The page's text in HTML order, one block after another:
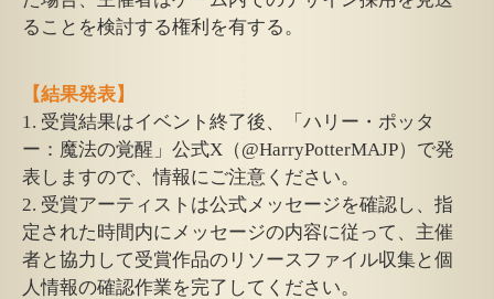
ることを検討する権利を有する。
【結果発表】
1. 受賞結果はイベント終了後、「ハリー・ポッタ
ー：魔法の覚醒」公式X（@HarryPotterMAJP）で発
表しますので、情報にご注意ください。
2. 受賞アーティストは公式メッセージを確認し、指
定された時間内にメッセージの内容に従って、主催
者と協力して受賞作品のリソースファイル収集と個
人情報の確認作業を完了してください。